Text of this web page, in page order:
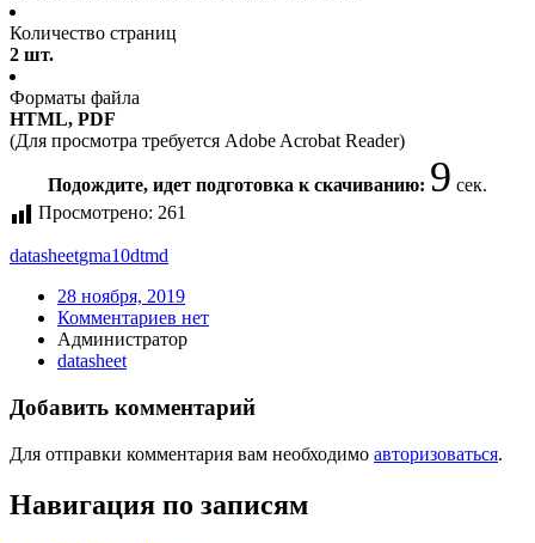
Количество страниц
2 шт.
Форматы файла
HTML, PDF
(Для просмотра требуется Adobe Acrobat Reader)
Подождите, идет подготовка к скачиванию: 9 сек.
Просмотрено: 261
datasheetgma10dtmd
28 ноября, 2019
Комментариев нет
Администратор
datasheet
Добавить комментарий
Для отправки комментария вам необходимо авторизоваться.
Навигация по записям